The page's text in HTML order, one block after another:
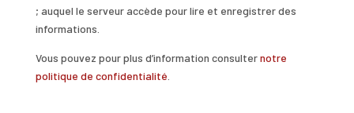
; auquel le serveur accède pour lire et enregistrer des
informations.
Vous pouvez pour plus d’information consulternotre
politique de confidentialité